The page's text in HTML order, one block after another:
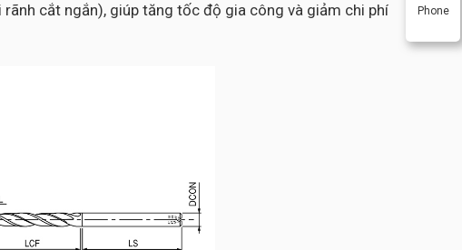
Phone
cắt ngắn), giúp tăng tốc độ gia công và giảm chi phí